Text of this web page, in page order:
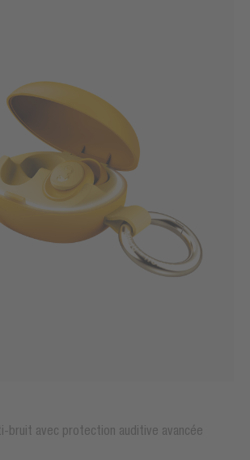
bruit avec protection auditive avancée